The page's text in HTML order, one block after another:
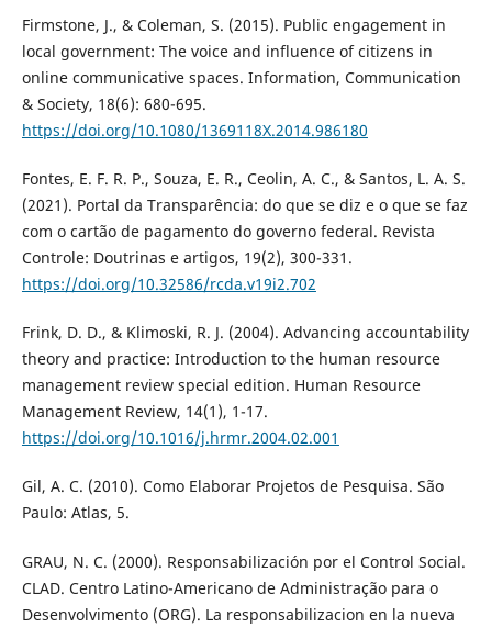
Firmstone, J., & Coleman, S. (2015). Public engagement in
local government: The voice and influence of citizens in
online communicative spaces. Information, Communication
& Society, 18(6): 680-695.
https://doi.org/10.1080/1369118X.2014.986180
Fontes, E. F. R. P., Souza, E. R., Ceolin, A. C., & Santos, L. A. S.
(2021). Portal da Transparência: do que se diz e o que se faz
com o cartão de pagamento do governo federal. Revista
Controle: Doutrinas e artigos, 19(2), 300-331.
https://doi.org/10.32586/rcda.v19i2.702
Frink, D. D., & Klimoski, R. J. (2004). Advancing accountability
theory and practice: Introduction to the human resource
management review special edition. Human Resource
Management Review, 14(1), 1-17.
https://doi.org/10.1016/j.hrmr.2004.02.001
Gil, A. C. (2010). Como Elaborar Projetos de Pesquisa. São
Paulo: Atlas, 5.
GRAU, N. C. (2000). Responsabilización por el Control Social.
CLAD. Centro Latino-Americano de Administração para o
Desenvolvimento (ORG). La responsabilizacion en la nueva